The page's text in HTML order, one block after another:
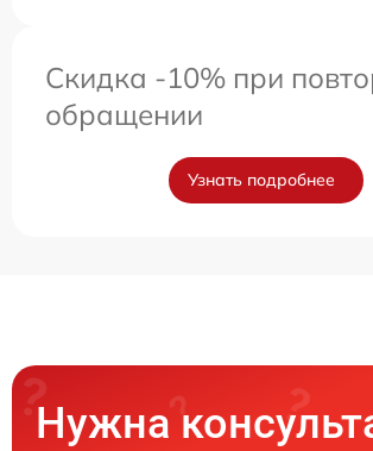
Скидка -10% при
обращении
Узнать подробнее
Нужна